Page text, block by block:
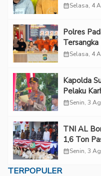
calendar_monthSelasa, 4
Polres
Tersangka
calendar_monthSelasa, 4
Kapolda
Pelaku
calendar_monthSenin, 3
TNI AL
1,6 Ton
calendar_monthSenin, 3
TERPOPULER